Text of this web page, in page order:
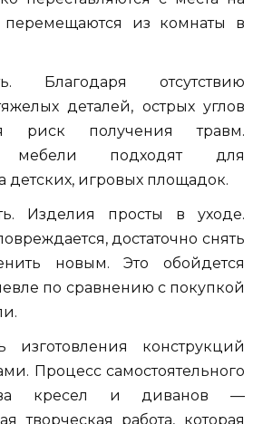
перемещаются из комнаты в
Благодаря отсутствию
деталей, острых углов
риск получения травм.
мебели подходят для
детских, игровых площадок.
Изделия просты в уходе.
достаточно снять
новым. Это обойдется
по сравнению с покупкой
изготовления конструкций
Процесс самостоятельного
кресел и диванов —
творческая работа, которая